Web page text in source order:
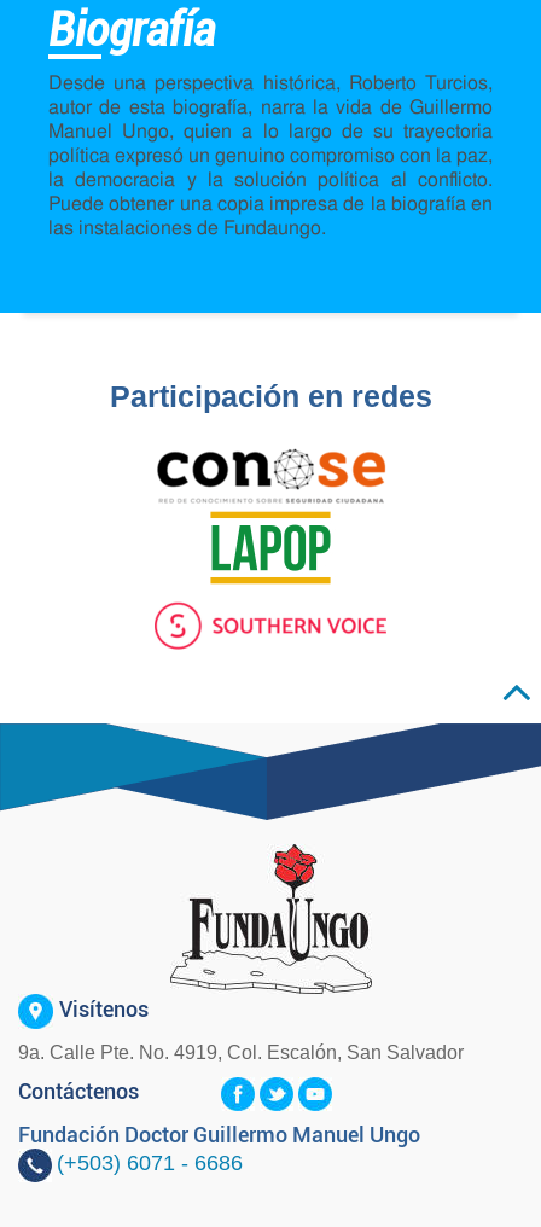
Biografía
Desde una perspectiva histórica, Roberto Turcios,
autor de esta biografía, narra la vida de Guillermo
Manuel Ungo, quien a lo largo de su trayectoria
política expresó un genuino compromiso con la paz,
la democracia y la solución política al conflicto.
Puede obtener una copia impresa de la biografía en
las instalaciones de Fundaungo.
Participación en redes
Visítenos
9a. Calle Pte. No. 4919, Col. Escalón, San Salvador
Contáctenos
Fundación Doctor Guillermo Manuel Ungo
(+503) 6071 - 6686